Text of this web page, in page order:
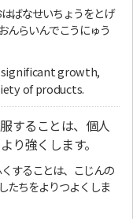
ばなせいちょうをとげ
んらいんでこうにゅう
significant growth,
of products.
することは、個人
り強くします。
することは、こじんの
たちをよりつよくしま